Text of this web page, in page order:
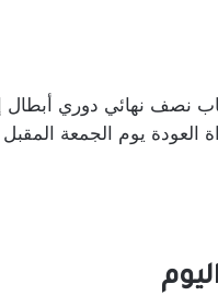
نصف نهائي دوري أبطال
يوم الجمعة